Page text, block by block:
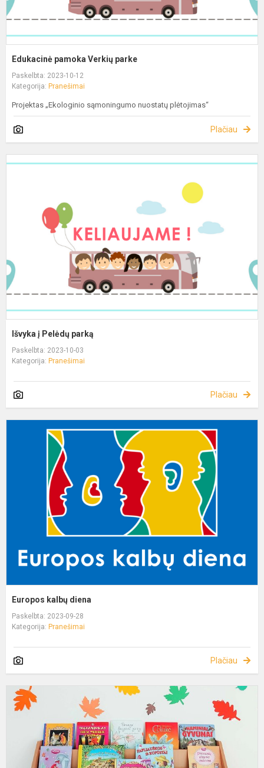
Edukacinė pamoka Verkių parke
Paskelbta: 2023-10-12
Kategorija: Pranešimai
Projektas „Ekologinio sąmoningumo nuostatų plėtojimas“
Plačiau
Išvyka į Pelėdų parką
Paskelbta: 2023-10-03
Kategorija: Pranešimai
Plačiau
Europos kalbų diena
Paskelbta: 2023-09-28
Kategorija: Pranešimai
Plačiau